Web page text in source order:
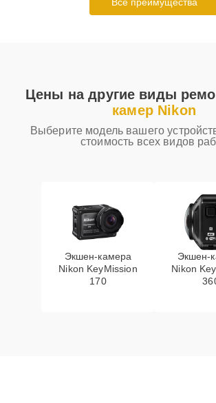
Цены на другие виды
камер Nikon
Выберите модель вашего
стоимость всех видов
Экшен-камера
Nikon KeyMission
170
Экшен-
Nikon